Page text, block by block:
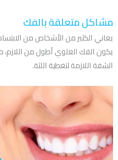
مشاكل متعلقة بالفك
يعاني الكثير من الأشخاص من
يكون الفك العلوي أطول من اللازم،
الشفة اللازمة لتغطية اللثة.